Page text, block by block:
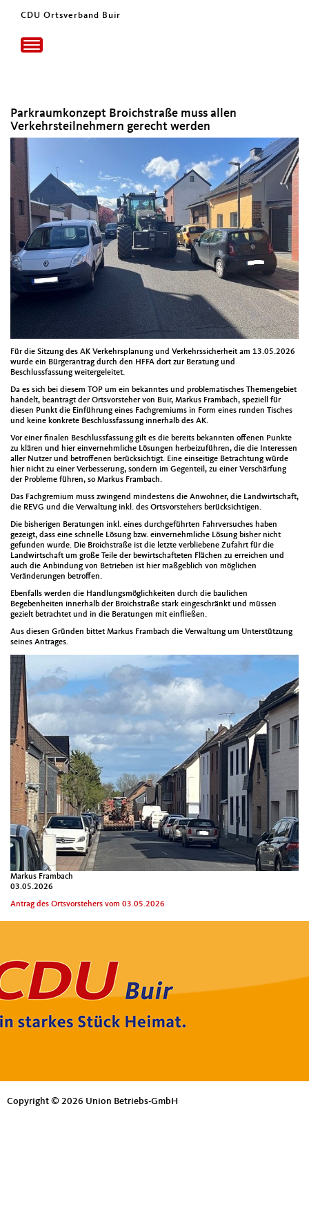
CDU Ortsverband Buir
Toggle
navigation
Parkraumkonzept Broichstraße muss allen
Verkehrsteilnehmern gerecht werden
Für die Sitzung des AK Verkehrsplanung und Verkehrssicherheit am 13.05.2026
wurde ein Bürgerantrag durch den HFFA dort zur Beratung und
Beschlussfassung weitergeleitet.
Da es sich bei diesem TOP um ein bekanntes und problematisches Themengebiet
handelt, beantragt der Ortsvorsteher von Buir, Markus Frambach, speziell für
diesen Punkt die Einführung eines Fachgremiums in Form eines runden Tisches
und keine konkrete Beschlussfassung innerhalb des AK.
Vor einer finalen Beschlussfassung gilt es die bereits bekannten offenen Punkte
zu klären und hier einvernehmliche Lösungen herbeizuführen, die die Interessen
aller Nutzer und betroffenen berücksichtigt. Eine einseitige Betrachtung würde
hier nicht zu einer Verbesserung, sondern im Gegenteil, zu einer Verschärfung
der Probleme führen, so Markus Frambach.
Das Fachgremium muss zwingend mindestens die Anwohner, die Landwirtschaft,
die REVG und die Verwaltung inkl. des Ortsvorstehers berücksichtigen.
Die bisherigen Beratungen inkl. eines durchgeführten Fahrversuches haben
gezeigt, dass eine schnelle Lösung bzw. einvernehmliche Lösung bisher nicht
gefunden wurde. Die Broichstraße ist die letzte verbliebene Zufahrt für die
Landwirtschaft um große Teile der bewirtschafteten Flächen zu erreichen und
auch die Anbindung von Betrieben ist hier maßgeblich von möglichen
Veränderungen betroffen.
Ebenfalls werden die Handlungsmöglichkeiten durch die baulichen
Begebenheiten innerhalb der Broichstraße stark eingeschränkt und müssen
gezielt betrachtet und in die Beratungen mit einfließen.
Aus diesen Gründen bittet Markus Frambach die Verwaltung um Unterstützung
seines Antrages.
Markus Frambach
03.05.2026
Antrag des Ortsvorstehers vom 03.05.2026
Copyright © 2026 Union Betriebs-GmbH